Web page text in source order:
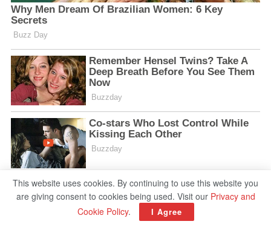
This website uses cookies. By continuing to use this website you
are giving consent to cookies being used. Visit our Privacy and
Cookie Policy. I Agree